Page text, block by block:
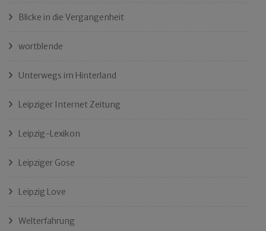
Blicke in die Vergangenheit
wortblende
Unterwegs im Hinterland
Leipziger Internet Zeitung
Leipzig-Lexikon
Leipziger Gose
Leipzig Love
Welterfahrung